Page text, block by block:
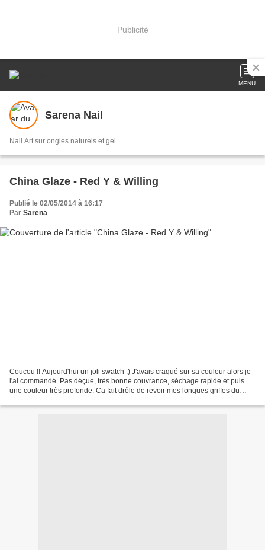
Publicité
MENU
Sarena Nail
Nail Art sur ongles naturels et gel
China Glaze - Red Y & Willing
Publié le 02/05/2014 à 16:17
Par Sarena
Coucou !! Aujourd'hui un joli swatch :) J'avais craqué sur sa couleur alors je
l'ai commandé. Pas déçue, très bonne couvrance, séchage rapide et puis
une couleur très profonde. Ca fait drôle de revoir mes longues griffes du